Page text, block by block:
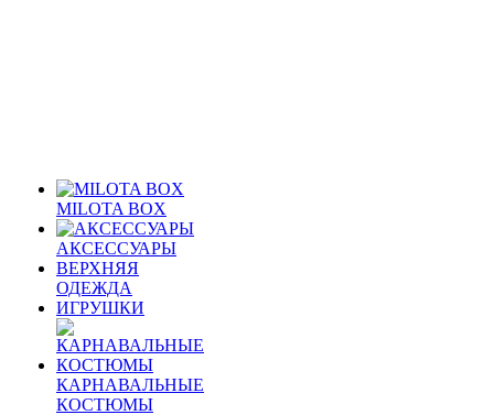
MILOTA BOX
АКСЕССУАРЫ
ВЕРХНЯЯ
ОДЕЖДА
ИГРУШКИ
КАРНАВАЛЬНЫЕ
КОСТЮМЫ